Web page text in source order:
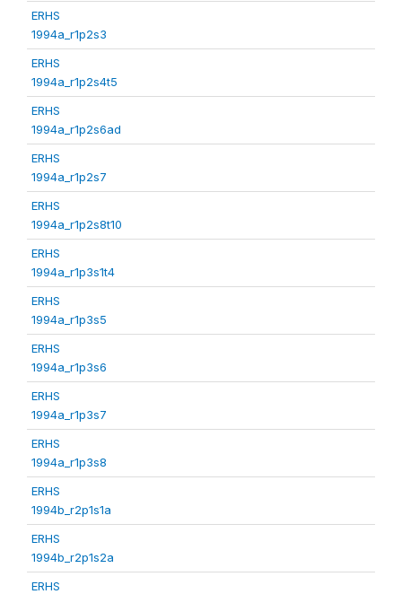
ERHS
1994a_r1p2s3
ERHS
1994a_r1p2s4t5
ERHS
1994a_r1p2s6ad
ERHS
1994a_r1p2s7
ERHS
1994a_r1p2s8t10
ERHS
1994a_r1p3s1t4
ERHS
1994a_r1p3s5
ERHS
1994a_r1p3s6
ERHS
1994a_r1p3s7
ERHS
1994a_r1p3s8
ERHS
1994b_r2p1s1a
ERHS
1994b_r2p1s2a
ERHS